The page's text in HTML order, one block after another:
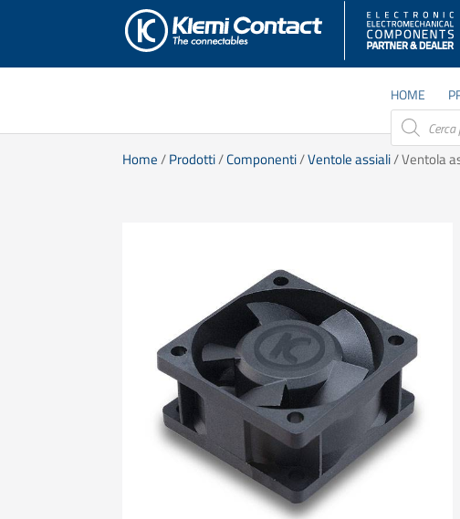
HOME
Products
search
Home/Prodotti/Componenti/Ventole assiali/ Ventola